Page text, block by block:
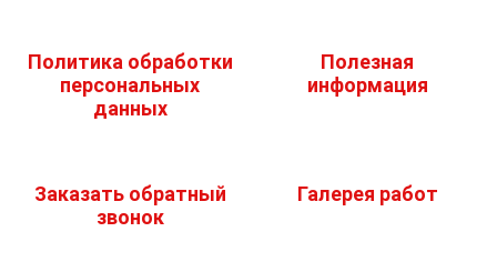
Политика обработки
персональных
данных
Полезная
информация
Заказать обратный
звонок
Галерея работ